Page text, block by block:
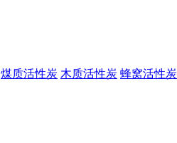
煤质活性炭 木质活性炭 蜂窝活性炭